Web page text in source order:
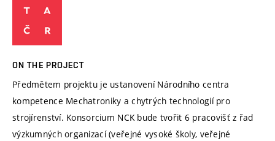
ON THE PROJECT
Předmětem projektu je ustanovení Národního centra
kompetence Mechatroniky a chytrých technologií pro
strojírenství. Konsorcium NCK bude tvořit 6 pracovišť z řad
výzkumných organizací (veřejné vysoké školy, veřejné